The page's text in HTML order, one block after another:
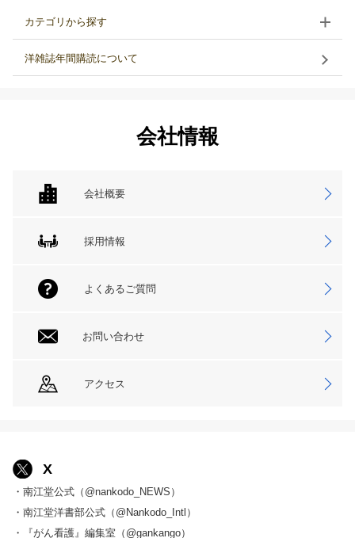
カテゴリから探す
洋雑誌年間購読について
会社情報
会社概要
採用情報
よくあるご質問
お問い合わせ
アクセス
X
・南江堂公式（@nankodo_NEWS）
・南江堂洋書部公式（@Nankodo_Intl）
・『がん看護』編集室（@gankango）